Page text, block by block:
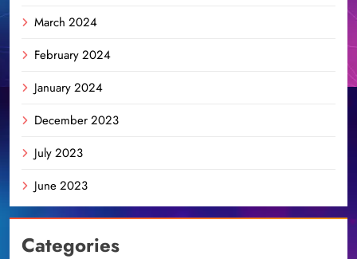
March 2024
February 2024
January 2024
December 2023
July 2023
June 2023
Categories